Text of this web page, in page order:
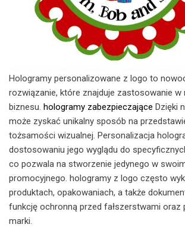
Hologramy personalizowane z logo to
rozwiązanie, które znajduje zastosowanie w
biznesu. hologramy zabezpieczające Dzięki
może zyskać unikalny sposób na
tożsamości wizualnej. Personalizacja
dostosowaniu jego wyglądu do
co pozwala na stworzenie jedynego w
promocyjnego. hologramy z logo często
produktach, opakowaniach, a także
funkcję ochronną przed fałszerstwami oraz
marki.